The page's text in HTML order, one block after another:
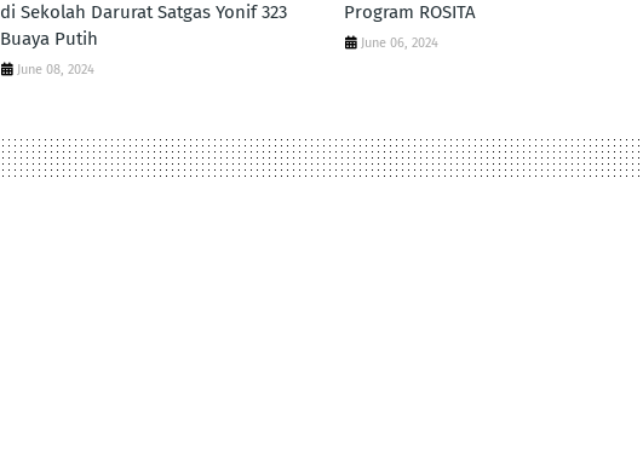
di Sekolah Darurat Satgas Yonif 323
Buaya Putih
June 08, 2024
Program ROSITA
June 06, 2024